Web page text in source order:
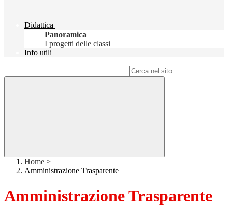
Didattica
Panoramica
I progetti delle classi
Info utili
Home >
Amministrazione Trasparente
Amministrazione Trasparente